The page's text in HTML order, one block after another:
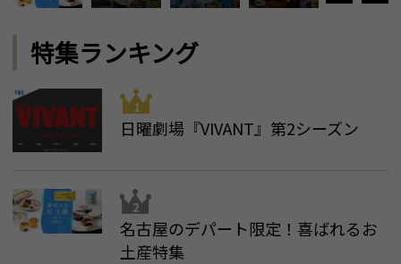
特集ランキング
日曜劇場『VIVANT』第2シーズン
名古屋のデパート限定！喜ばれるお
土産特集